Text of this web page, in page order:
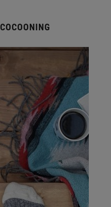
COCOONING